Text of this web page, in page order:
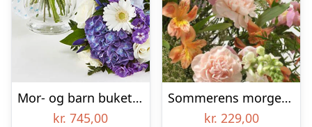
Mor- og barn buket i blå – Send blomster med Bloomit
kr. 745,00
Sommerens morgenglød
kr. 229,00